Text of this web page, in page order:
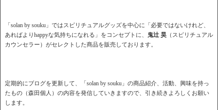
「solan by souku」ではスピリチュアルグッズを中心に「必要ではないけれど、
あればよりhappyな気持ちになれる」をコンセプトに、 鬼辻 昊 （スピリチュアル
カウンセラー）がセレクトした商品を販売しております。
定期的にブログを更新して、「solan by souku」の商品紹介、活動、興味を持っ
たもの（森田個人）の内容を発信していきますので、引き続きよろしくお願い
します。